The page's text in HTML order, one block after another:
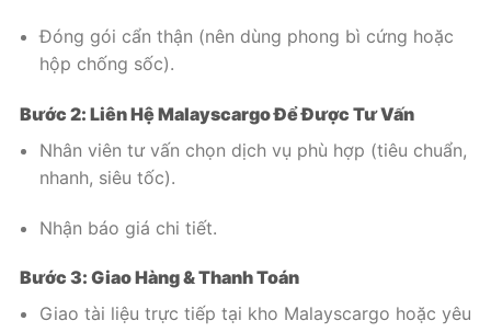
Đóng gói cẩn thận (nên dùng phong bì cứng hoặc
hộp chống sốc).
Bước 2: Liên Hệ Malayscargo Để Được Tư Vấn
Nhân viên tư vấn chọn dịch vụ phù hợp (tiêu chuẩn,
nhanh, siêu tốc).
Nhận báo giá chi tiết.
Bước 3: Giao Hàng & Thanh Toán
Giao tài liệu trực tiếp tại kho Malayscargo hoặc yêu